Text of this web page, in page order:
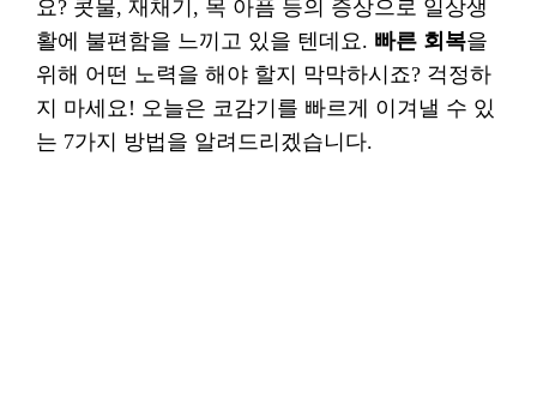
요? 콧물, 재채기, 목 아픔 등의 증상으로 일상생
활에 불편함을 느끼고 있을 텐데요. 빠른 회복을
위해 어떤 노력을 해야 할지 막막하시죠? 걱정하
지 마세요! 오늘은 코감기를 빠르게 이겨낼 수 있
는 7가지 방법을 알려드리겠습니다.